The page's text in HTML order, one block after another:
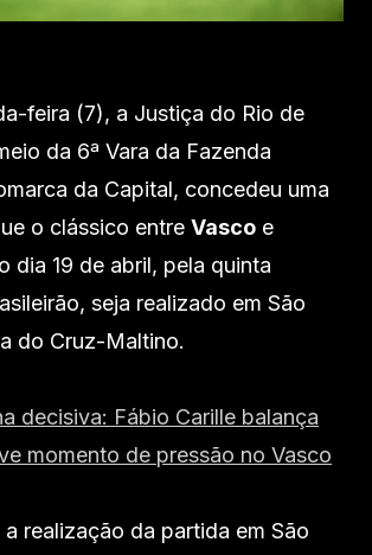
feira (7), a Justiça do Rio de
da 6ª Vara da Fazenda
da Capital, concedeu uma
o clássico entre Vasco e
dia 19 de abril, pela quinta
seja realizado em São
do Cruz-Maltino.
decisiva: Fábio Carille balança
momento de pressão no Vasco
realização da partida em São